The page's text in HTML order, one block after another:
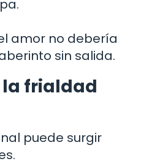
amor no debería
sin salida.
la frialdad
puede surgir